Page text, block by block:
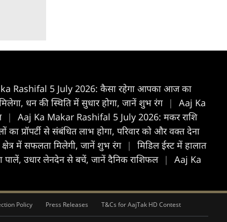
Rashifal 5 July 2026: कैसा रहेगा आपका आज का
धन की स्थिति में सुधार होगा, जानें शुभ रंग |
Aaj Ka
|
Aaj Ka Makar Rashifal 5 July 2026: मकर राशि
प्रॉपर्टी से संबंधित लाभ होगा, परिवार को और वक्त देना
में सफलता मिलेगी, जानें शुभ रंग |
मिडिल ईस्ट में हालात
पालें, उधार लेनदेन से बचें, जानें दैनिक राशिफल |
Aaj Ka
Policy Press Releases T&Cs for AajTak HD Contest